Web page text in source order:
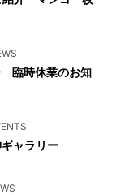
時休業のお知
ャラリー